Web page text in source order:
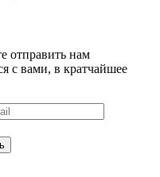
отправить нам
с вами, в кратчайшее